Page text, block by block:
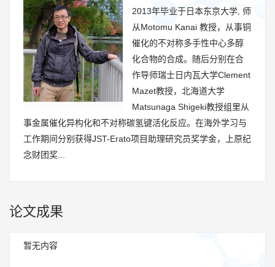
2013年毕业于日本东京大学, 师
从Motomu Kanai 教授，从事铜
催化的不对称多手性中心多醇
化合物的合成。随后分别在合
作导师瑞士日内瓦大学Clement
Mazet教授，北海道大学
Matsunaga Shigeki教授组里从
事金属催化异构化和不对称碳氢键活化反应。在海外学习与
工作期间分别获得JST-Erato项目助理研究员奖学金，上原纪
念财团奖...
论文成果
暂无内容